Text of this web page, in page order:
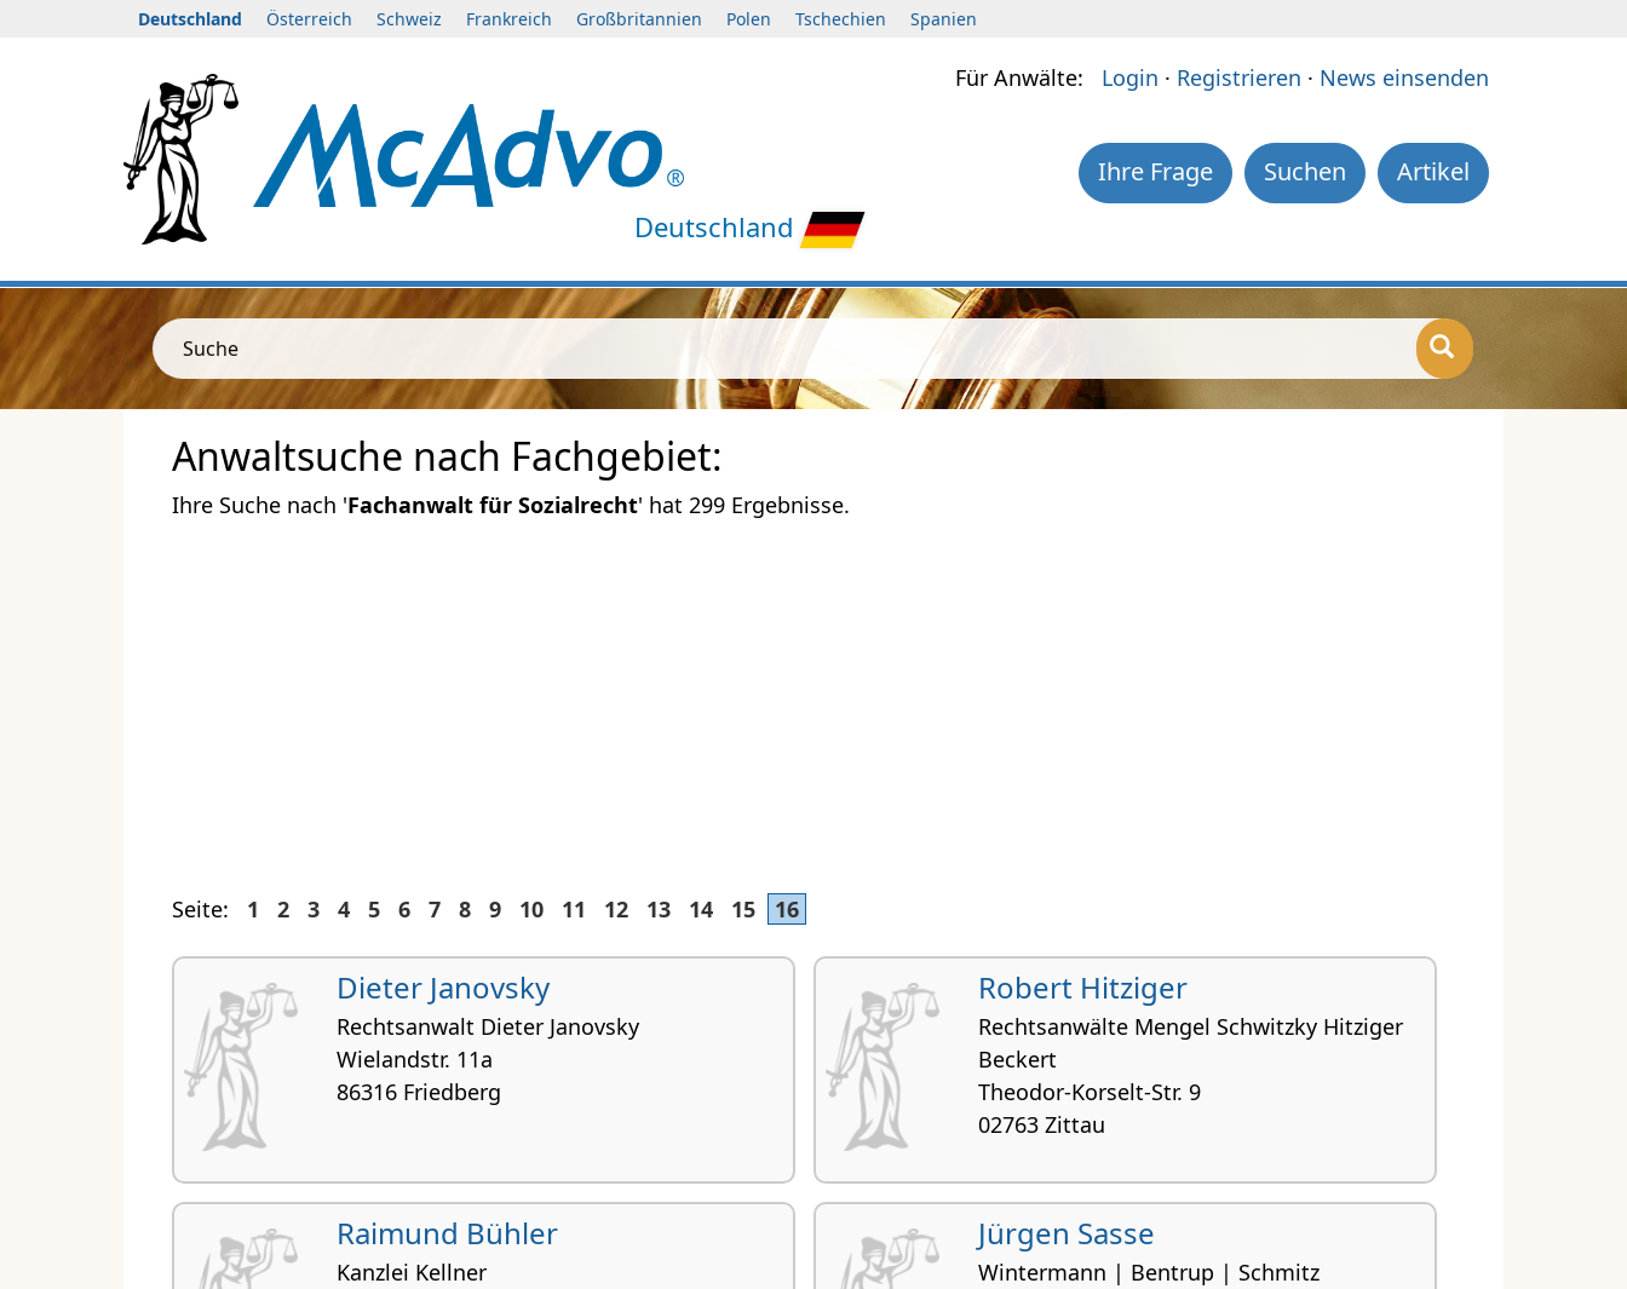
Deutschland Österreich Schweiz Frankreich Großbritannien Polen Tschechien Spanien
Deutschland
Für Anwälte: Login · Registrieren · News einsenden
Artikel
Suchen
Ihre Frage
Suche
Anwaltsuche nach Fachgebiet:
Ihre Suche nach 'Fachanwalt für Sozialrecht' hat 299 Ergebnisse.
Seite: 1 2 3 4 5 6 7 8 9 10 11 12 13 14 15 16
Dieter Janovsky
Rechtsanwalt Dieter Janovsky
Wielandstr. 11a
86316 Friedberg
Robert Hitziger
Rechtsanwälte Mengel Schwitzky Hitziger
Beckert
Theodor-Korselt-Str. 9
02763 Zittau
Raimund Bühler
Kanzlei Kellner
Jürgen Sasse
Wintermann | Bentrup | Schmitz